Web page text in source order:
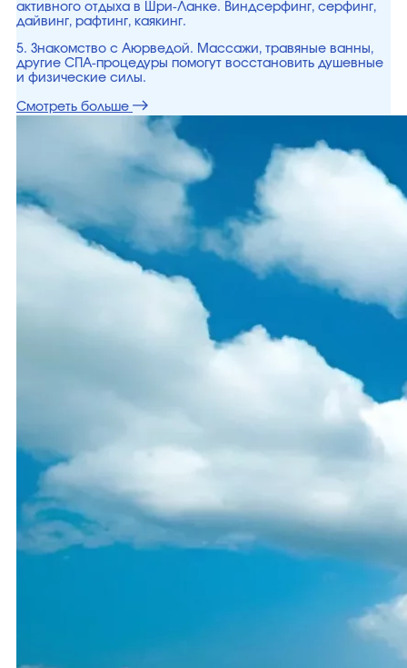
активного отдыха в Шри-Ланке. Виндсерфинг, серфинг,
дайвинг, рафтинг, каякинг.
5. Знакомство с Аюрведой. Массажи, травяные ванны,
другие СПА-процедуры помогут восстановить душевные
и физические силы.
Смотреть больше